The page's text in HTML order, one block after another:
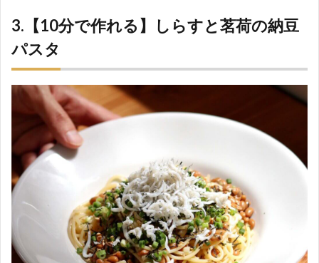
3.【10分で作れる】しらすと茗荷の納豆
パスタ